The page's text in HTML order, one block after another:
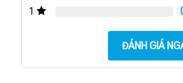
1
ĐÁNH GIÁ